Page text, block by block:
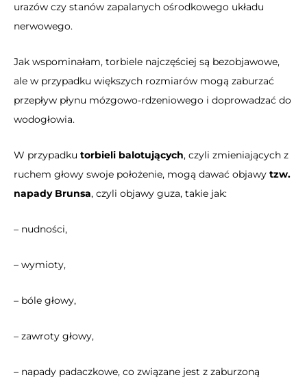
urazów czy stanów zapalanych ośrodkowego układu
nerwowego.
Jak wspominałam, torbiele najczęściej są bezobjawowe,
ale w przypadku większych rozmiarów mogą zaburzać
przepływ płynu mózgowo-rdzeniowego i doprowadzać do
wodogłowia.
W przypadku torbieli balotujących, czyli zmieniających z
ruchem głowy swoje położenie, mogą dawać objawy tzw.
napady Brunsa, czyli objawy guza, takie jak:
– nudności,
– wymioty,
– bóle głowy,
– zawroty głowy,
– napady padaczkowe, co związane jest z zaburzoną